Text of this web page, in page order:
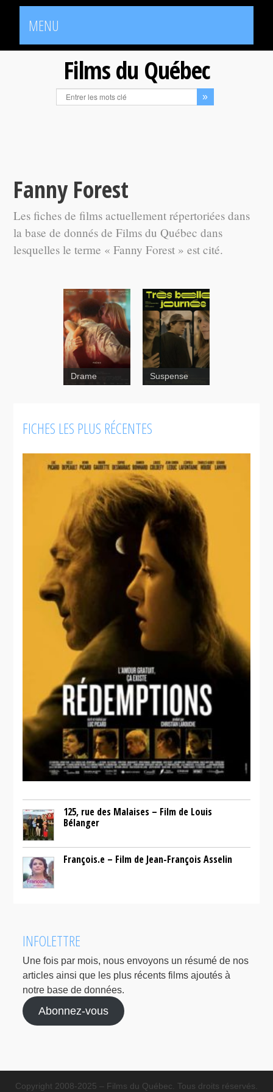
MENU
Films du Québec
Fanny Forest
Les fiches de films actuellement répertoriées dans
la base de donnés de Films du Québec dans
lesquelles le terme « Fanny Forest » est cité.
Labine
Drame Suspense
FICHES LES PLUS RÉCENTES
125, rue des Malaises – Film de Louis
Bélanger
François.e – Film de Jean-François Asselin
INFOLETTRE
Une fois par mois, nous envoyons un résumé de nos
articles ainsi que les plus récents films ajoutés à
notre base de données.
Abonnez-vous
Copyright 2008-2025 – Films du Québec. Tous droits réservés.